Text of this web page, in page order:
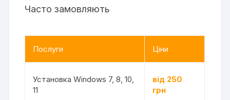
Часто замовляють
Послуги Ціни
Установка Windows 7, 8, 10,
11
від 250
грн